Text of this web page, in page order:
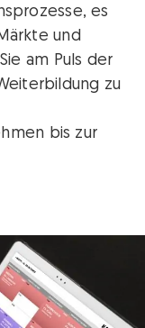
es
und
am Puls der
zu
bis zur